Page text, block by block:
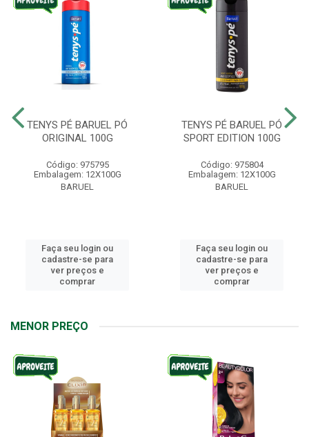
TENYS PÉ BARUEL PÓ
ORIGINAL 100G
Código: 975795
Embalagem: 12X100G
BARUEL
Faça seu login ou
cadastre-se para
ver preços e
comprar
TENYS PÉ BARUEL PÓ
SPORT EDITION 100G
Código: 975804
Embalagem: 12X100G
BARUEL
Faça seu login ou
cadastre-se para
ver preços e
comprar
MENOR PREÇO